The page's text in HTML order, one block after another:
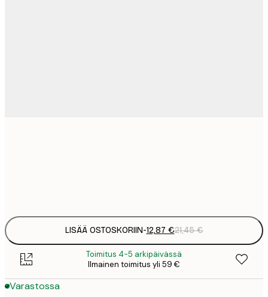
LISÄÄ OSTOSKORIIN-12,87 €21,45 €
Toimitus 4-5 arkipäivässä
Ilmainen toimitus yli 59 €
Varastossa